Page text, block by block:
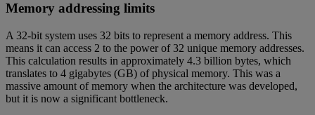
Memory addressing limits
A 32-bit system uses 32 bits to represent a memory address. This
means it can access 2 to the power of 32 unique memory addresses.
This calculation results in approximately 4.3 billion bytes, which
translates to 4 gigabytes (GB) of physical memory. This was a
massive amount of memory when the architecture was developed,
but it is now a significant bottleneck.